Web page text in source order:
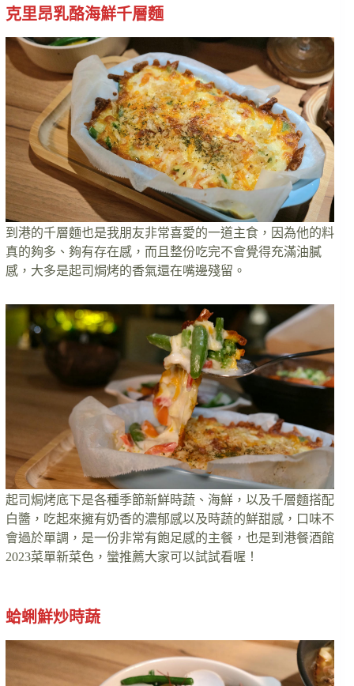
克里昂乳酪海鮮千層麵
到港的千層麵也是我朋友非常喜愛的一道主食，因為他的料
真的夠多、夠有存在感，而且整份吃完不會覺得充滿油膩
感，大多是起司焗烤的香氣還在嘴邊殘留。
起司焗烤底下是各種季節新鮮時蔬、海鮮，以及千層麵搭配
白醬，吃起來擁有奶香的濃郁感以及時蔬的鮮甜感，口味不
會過於單調，是一份非常有飽足感的主餐，也是到港餐酒館
2023菜單新菜色，蠻推薦大家可以試試看喔！
蛤蜊鮮炒時蔬